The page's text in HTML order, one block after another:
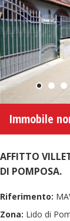
Immobile
AFFITTO
DI POMPOSA.
Riferimento:
Zona: Lido di